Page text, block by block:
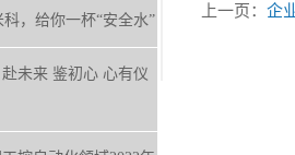
科，给你一杯“安全水”
未来 鉴初心 心有仪
上一页： 企